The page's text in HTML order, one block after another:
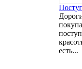
есть...